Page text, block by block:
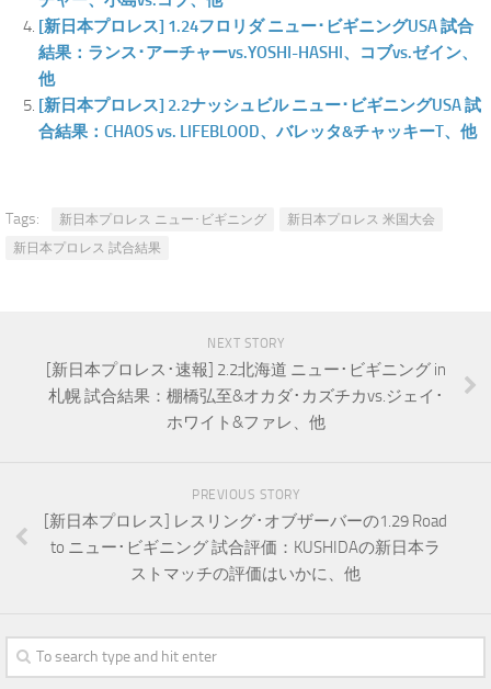
[新日本プロレス] 1.24フロリダ ニュー･ビギニングUSA 試合
結果：ランス･アーチャーvs.YOSHI-HASHI、コブvs.ゼイン、
他
[新日本プロレス] 2.2ナッシュビル ニュー･ビギニングUSA 試
合結果：CHAOS vs. LIFEBLOOD、バレッタ&チャッキーT、他
Tags: 新日本プロレス ニュー･ビギニング
新日本プロレス 米国大会
新日本プロレス 試合結果
NEXT STORY
[新日本プロレス･速報] 2.2北海道 ニュー･ビギニング in
札幌 試合結果：棚橋弘至&オカダ･カズチカvs.ジェイ･
ホワイト&ファレ、他
PREVIOUS STORY
[新日本プロレス] レスリング･オブザーバーの1.29 Road
to ニュー･ビギニング 試合評価：KUSHIDAの新日本ラ
ストマッチの評価はいかに、他